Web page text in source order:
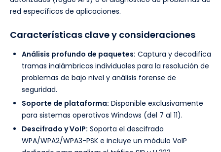
red específicos de aplicaciones.
Características clave y consideraciones
Análisis profundo de paquetes: Captura y decodifica
tramas inalámbricas individuales para la resolución de
problemas de bajo nivel y análisis forense de
seguridad.
Soporte de plataforma: Disponible exclusivamente
para sistemas operativos Windows (del 7 al 11).
Descifrado y VoIP: Soporta el descifrado
WPA/WPA2/WPA3-PSK e incluye un módulo VoIP